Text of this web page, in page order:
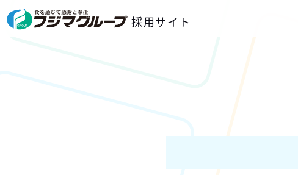
採用サイト